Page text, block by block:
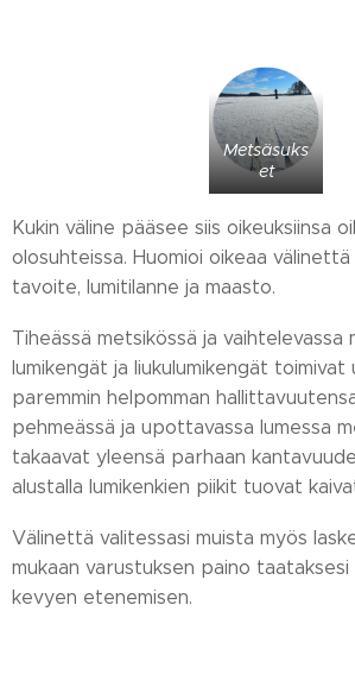
Metsäsuks
et
Kukin väline pääsee siis oikeuksiinsa
olosuhteissa. Huomioi oikeaa
tavoite, lumitilanne ja maasto.
Tiheässä metsikössä ja vaihtelevassa
lumikengät ja liukulumikengät toimivat
paremmin helpomman
pehmeässä ja upottavassa lumessa
takaavat yleensä parhaan
alustalla lumikenkien piikit tuovat
Välinettä valitessasi muista myös
mukaan varustuksen paino taataksesi
kevyen etenemisen.